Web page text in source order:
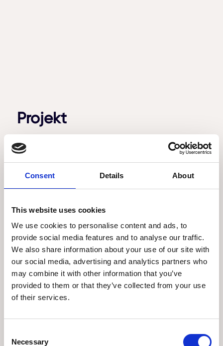
Consent Details About
This website uses cookies
We use cookies to personalise content and ads, to
provide social media features and to analyse our traffic.
We also share information about your use of our site with
our social media, advertising and analytics partners who
may combine it with other information that you’ve
provided to them or that they’ve collected from your use
of their services.
Selection
Necessary
Projekt
Takrenovering på
trevåningshus i Bromma
ger ett harmoniskt
helhetsintryck
På Västerledstorget 4 ligger ett trevåningshus
med en anslående orangefärgad fasad med
stilrena vita skorstenar. DM TAK anlitades för att
genomföra en komplett takrenovering med
tegelröda tvåkupiga Vittinge-takpannor och
mörkröda plåtdetaljer, bland annat till takkuporna
takstegar så att taket kan beträdas på ett säkert